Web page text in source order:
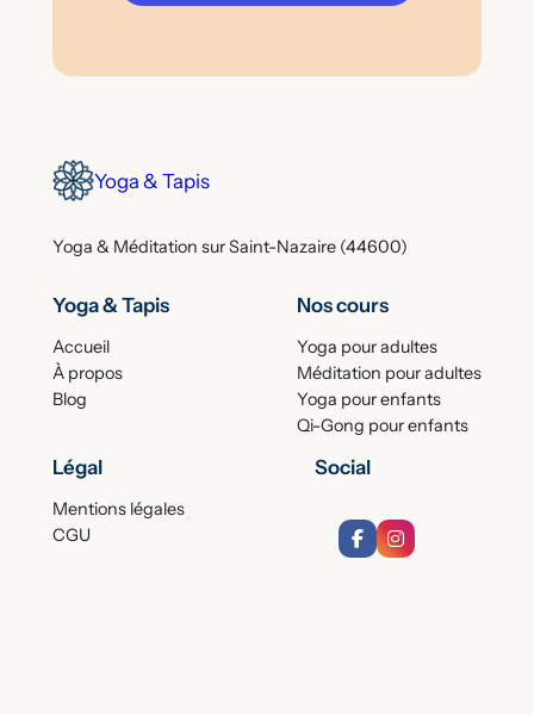
Yoga & Tapis
Yoga & Méditation sur Saint-Nazaire (44600)
Yoga & Tapis
Accueil
À propos
Blog
Nos cours
Yoga pour adultes
Méditation pour adultes
Yoga pour enfants
Qi-Gong pour enfants
Légal
Mentions légales
CGU
Social